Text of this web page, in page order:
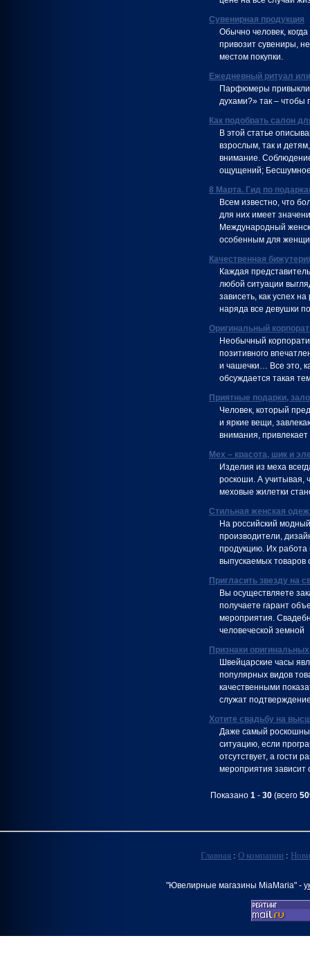
Сувенирная продукция
Обычно человек,
привозит сувениры,
местом покупки.
Ежедневный ритуал
Парфюмеры привыкли
духами?» так – чтобы
Как подобрать салон
В этой статье
взрослым, так и
внимание.
ощущений;
8 Марта. Гид по
Всем известно, что
для них имеет
Международный
особенным для
Качественная
Каждая
любой ситуации
зависеть, как успех
наряда все девушки
Оригинальный
Необычный
позитивного
и чашечки… Все это,
обсуждается такая
Приятные подарки,
Человек, который
и яркие вещи,
внимания,
Мех – красота, шик и
Изделия из меха
роскоши. А учитывая,
меховые жилетки
Стильная женская
На российский
производители,
продукцию. Их работа
выпускаемых товаров
Пригласить звезду на
Вы осуществляете
получаете гарант
мероприятия.
человеческой земной
Признаки
Швейцарские часы
популярных видов
качественными
служат
Хотите свадьбу на
Даже самый
ситуацию, если
отсутствует, а гости
мероприятия зависит
Показано 1 - 30 (всего
Главная :О компании :
"Ювелирные магазины MiaMaria" -